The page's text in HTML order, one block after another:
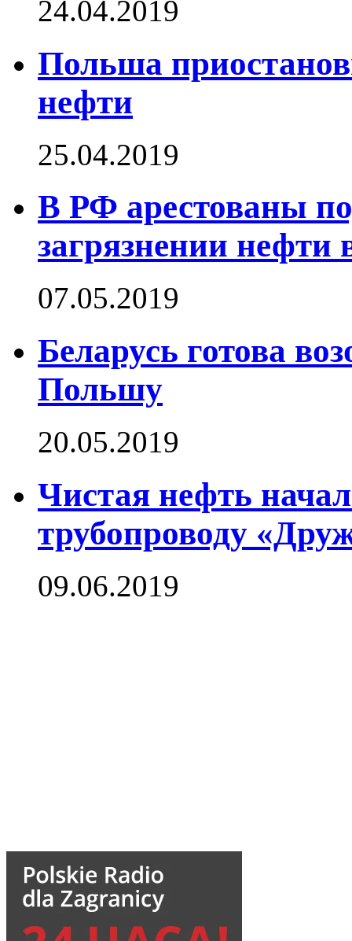
24.04.2019
Польша
нефти
25.04.2019
В РФ арестованы
загрязнении нефти
07.05.2019
Беларусь готова
Польшу
20.05.2019
Чистая нефть
трубопроводу
09.06.2019